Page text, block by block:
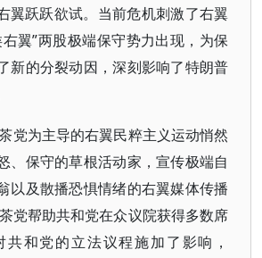
翼跃跃欲试。当前危机刺激了右翼
翼”两股极端保守势力出现，为保
新的分裂动因，深刻影响了特朗普
党为主导的右翼民粹主义运动悄然
、保守的草根活动家，宣传极端自
以及散播恐惧情绪的右翼媒体传播
党帮助共和党在众议院获得多数席
共和党的立法议程施加了影响，